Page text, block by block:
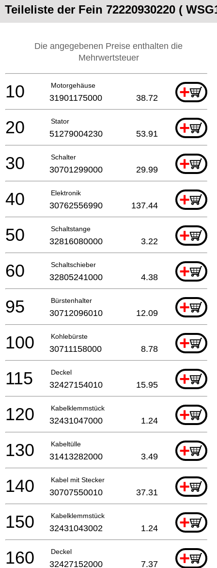
Teileliste der Fein 72220930220 (
Die angegebenen Preise enthalten die
Mehrwertsteuer
Motorgehäuse +
10 31901175000 38.72
Stator +
20 51279004230 53.91
Schalter +
30 30701299000 29.99
Elektronik +
40 30762556990 137.44
Schaltstange +
50 32816080000 3.22
Schaltschieber +
60 32805241000 4.38
Bürstenhalter +
95 30712096010 12.09
Kohlebürste +
100 30711158000 8.78
Deckel +
115 32427154010 15.95
Kabelklemmstück +
120 32431047000 1.24
Kabeltülle +
130 31413282000 3.49
Kabel mit Stecker +
140 30707550010 37.31
Kabelklemmstück +
150 32431043002 1.24
Deckel +
160 32427152000 7.37